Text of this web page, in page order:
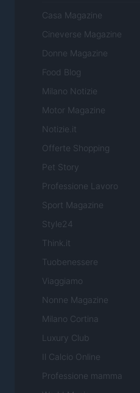
Casa Magazine
Cineverse Magazine
Donne Magazine
Food Blog
Milano Notizie
Motor Magazine
Notizie.it
Offerte Shopping
Pet Story
Professione Lavoro
Sport Magazine
Style24
Think.it
Tuobenessere
Viaggiamo
Nonne Magazine
Milano Cortina
Luxury Club
Il Calcio Online
Professione mamma